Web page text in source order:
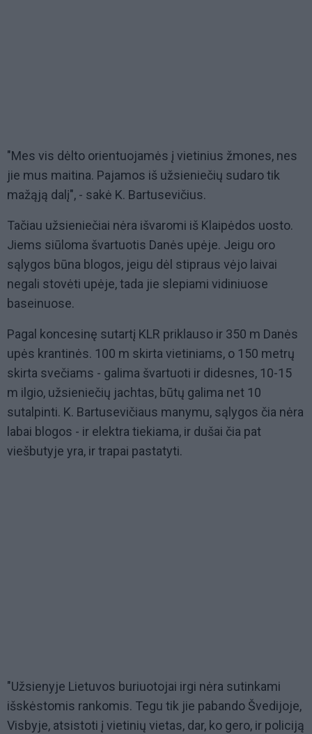
"Mes vis dėlto orientuojamės į vietinius žmones, nes
jie mus maitina. Pajamos iš užsieniečių sudaro tik
mažąją dalį", - sakė K. Bartusevičius.
Tačiau užsieniečiai nėra išvaromi iš Klaipėdos uosto.
Jiems siūloma švartuotis Danės upėje. Jeigu oro
sąlygos būna blogos, jeigu dėl stipraus vėjo laivai
negali stovėti upėje, tada jie slepiami vidiniuose
baseinuose.
Pagal koncesinę sutartį KLR priklauso ir 350 m Danės
upės krantinės. 100 m skirta vietiniams, o 150 metrų
skirta svečiams - galima švartuoti ir didesnes, 10-15
m ilgio, užsieniečių jachtas, būtų galima net 10
sutalpinti. K. Bartusevičiaus manymu, sąlygos čia nėra
labai blogos - ir elektra tiekiama, ir dušai čia pat
viešbutyje yra, ir trapai pastatyti.
"Užsienyje Lietuvos buriuotojai irgi nėra sutinkami
išskėstomis rankomis. Tegu tik jie pabando Švedijoje,
Visbyje, atsistoti į vietinių vietas, dar, ko gero, ir policiją